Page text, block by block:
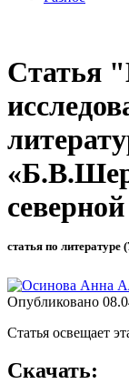
Статья
статья по литературе
Опубликовано
Статья освещает
Скачать: